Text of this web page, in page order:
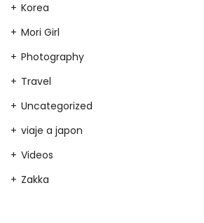
Korea
Mori Girl
Photography
Travel
Uncategorized
viaje a japon
Videos
Zakka